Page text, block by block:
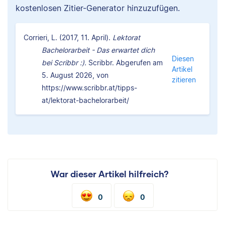
kostenlosen Zitier-Generator hinzuzufügen.
Corrieri, L. (2017, 11. April). Lektorat
Bachelorarbeit - Das erwartet dich
bei Scribbr :). Scribbr. Abgerufen am
5. August 2026, von
https://www.scribbr.at/tipps-
at/lektorat-bachelorarbeit/
Diesen
Artikel
zitieren
War dieser Artikel hilfreich?
0 0